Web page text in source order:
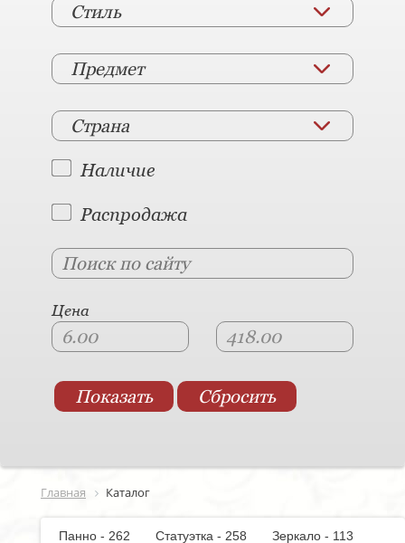
Стиль
Предмет
Страна
Наличие
Распродажа
Цена
Главная Каталог
Панно - 262 Статуэтка - 258
Зеркало - 113